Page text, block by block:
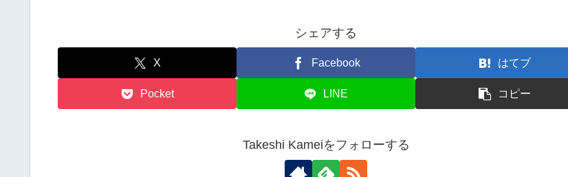
シェアする
X Facebook はてブ
Pocket LINE コピー
Takeshi Kameiをフォローする